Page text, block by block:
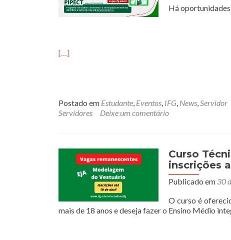
Há
[…]
Postado em Estudante, Eventos, IFG, News,Servidor
Servidores
Deixe um comentário
Curso
inscrições
Publicado em 30
O curso é
mais de 18 anos e deseja fazer o Ensino Médio